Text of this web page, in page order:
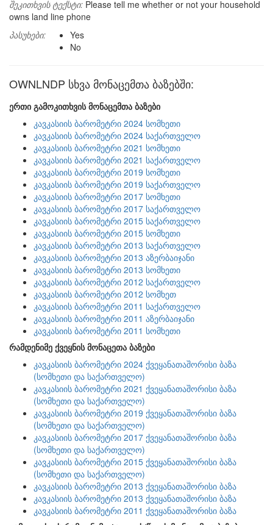
შეკითხვის ტექსტი: Please tell me whether or not your household
owns land line phone
პასუხები:
Yes
No
OWNLNDP სხვა მონაცემთა ბაზებში:
ერთი გამოკითხვის მონაცემთა ბაზები
კავკასიის ბარომეტრი 2024 სომხეთი
კავკასიის ბარომეტრი 2024 საქართველო
კავკასიის ბარომეტრი 2021 სომხეთი
კავკასიის ბარომეტრი 2021 საქართველო
კავკასიის ბარომეტრი 2019 სომხეთი
კავკასიის ბარომეტრი 2019 საქართველო
კავკასიის ბარომეტრი 2017 სომხეთი
კავკასიის ბარომეტრი 2017 საქართველო
კავკასიის ბარომეტრი 2015 საქართველო
კავკასიის ბარომეტრი 2015 სომხეთი
კავკასიის ბარომეტრი 2013 საქართველო
კავკასიის ბარომეტრი 2013 აზერბაიჯანი
კავკასიის ბარომეტრი 2013 სომხეთი
კავკასიის ბარომეტრი 2012 საქართველო
კავკასიის ბარომეტრი 2012 სომხეთ
კავკასიის ბარომეტრი 2011 საქართველო
კავკასიის ბარომეტრი 2011 აზერბაიჯანი
კავკასიის ბარომეტრი 2011 სომხეთი
რამდენიმე ქვეყნის მონაცეთა ბაზები
კავკასიის ბარომეტრი 2024 ქვეყანათაშორისი ბაზა
(სომხეთი და საქართველო)
კავკასიის ბარომეტრი 2021 ქვეყანათაშორისი ბაზა
(სომხეთი და საქართველო)
კავკასიის ბარომეტრი 2019 ქვეყანათაშორისი ბაზა
(სომხეთი და საქართველო)
კავკასიის ბარომეტრი 2017 ქვეყანათაშორისი ბაზა
(სომხეთი და საქართველო)
კავკასიის ბარომეტრი 2015 ქვეყანათაშორისი ბაზა
(სომხეთი და საქართველო)
კავკასიის ბარომეტრი 2013 ქვეყანათაშორისი ბაზა
კავკასიის ბარომეტრი 2013 ქვეყანათაშორისი ბაზა
კავკასიის ბარომეტრი 2011 ქვეყანათაშორისი ბაზა